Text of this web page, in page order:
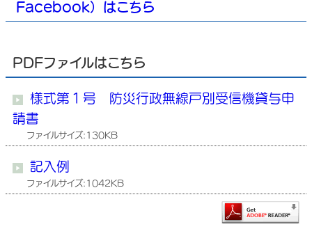
Facebook）はこちら
PDFファイルはこちら
様式第１号 防災行政無線戸別受信機貸与申
請書
ファイルサイズ:130KB
記入例
ファイルサイズ:1042KB